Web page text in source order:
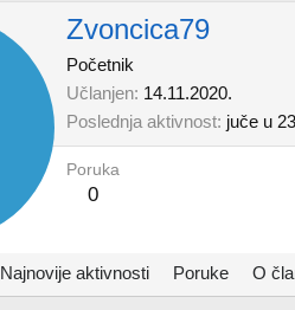
Zvoncica79
Početnik
Učlanjen 14.11.2020.
Poslednja aktivnost juče u
Poruka
0
Najnovije aktivnosti Poruke O